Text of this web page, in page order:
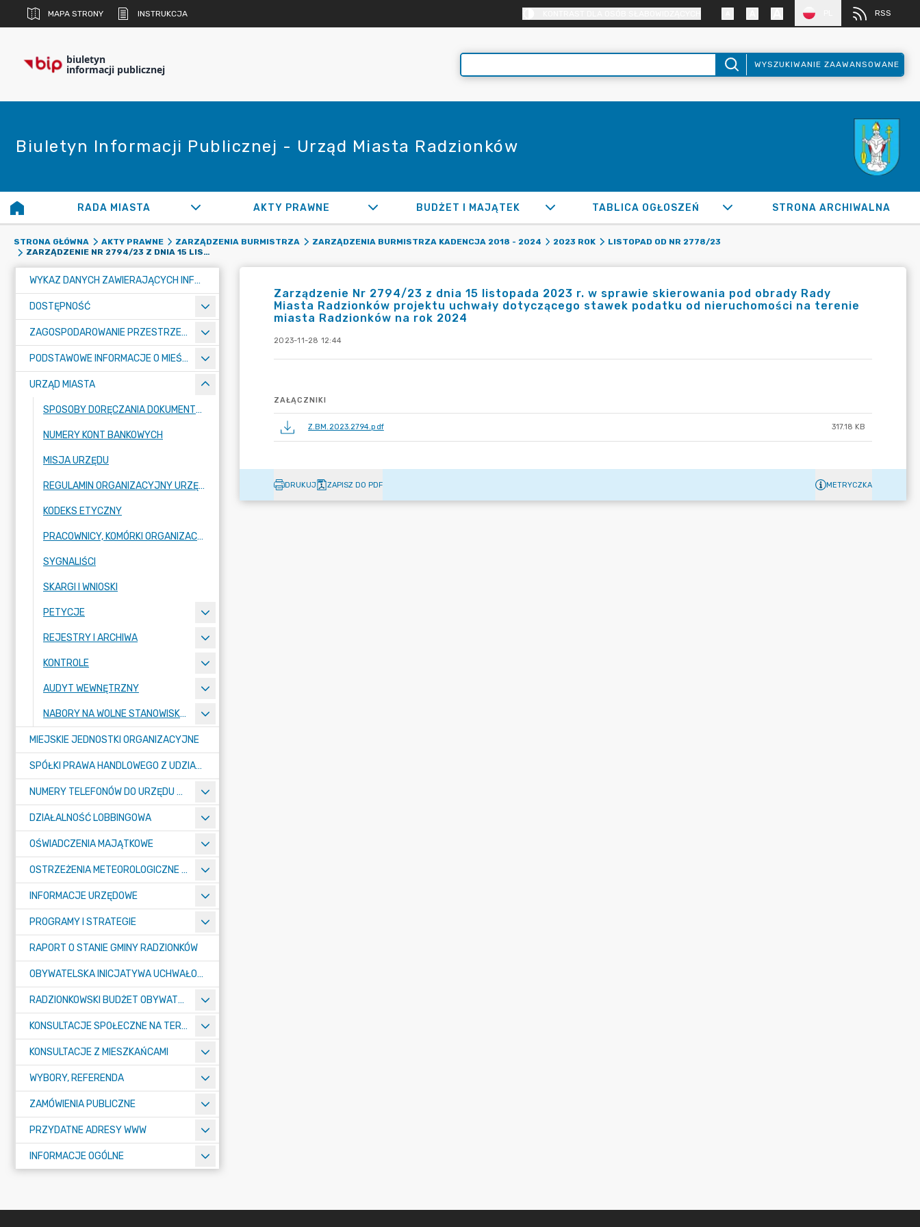
MAPA STRONY INSTRUKCJA RSS
biuletyn
informacji publicznej WYSZUKIWANIE ZAAWANSOWANE
Biuletyn Informacji Publicznej - Urząd Miasta Radzionków
RADA MIASTA AKTY PRAWNE BUDŻET I MAJĄTEK TABLICA OGŁOSZEŃ STRONA ARCHIWALNA
STRONA GŁÓWNA AKTY PRAWNE ZARZĄDZENIA BURMISTRZA ZARZĄDZENIA BURMISTRZA KADENCJA 2018 - 2024 2023 ROK
LISTOPAD OD NR 2778/23
ZARZĄDZENIE NR 2794/23 Z DNIA 15 LISTOPADA 2023 R. W SPRAWIE SKIEROWANIA POD OBRADY RADY MIASTA RADZIONKÓW PROJEKTU UCHWAŁY DOTYCZĄCEGO STAWEK PODATKU OD NIERUCHOMOŚCI NA TERENIE MIASTA RADZIONKÓW NA ROK 2024
WYKAZ DANYCH ZAWIERAJĄCYCH INFORMACJE O ŚRODOWISKU I JEGO OCHRONIE
DOSTĘPNOŚĆ
ZAGOSPODAROWANIE PRZESTRZENNE
PODSTAWOWE INFORMACJE O MIEŚCIE
URZĄD MIASTA
SPOSOBY DORĘCZANIA DOKUMENTÓW DO URZĘDU MIASTA RADZIONKÓW
NUMERY KONT BANKOWYCH
MISJA URZĘDU
REGULAMIN ORGANIZACYJNY URZĘDU
KODEKS ETYCZNY
PRACOWNICY, KOMÓRKI ORGANIZACYJNE URZĘDU
SYGNALIŚCI
SKARGI I WNIOSKI
PETYCJE
REJESTRY I ARCHIWA
KONTROLE
AUDYT WEWNĘTRZNY
NABORY NA WOLNE STANOWISKA PRACY
MIEJSKIE JEDNOSTKI ORGANIZACYJNE
SPÓŁKI PRAWA HANDLOWEGO Z UDZIAŁEM GMINY
NUMERY TELEFONÓW DO URZĘDU MIASTA, MIEJSKICH JEDNOSTEK ORGANIZACYJNYCH ORAZ SPÓŁEK PRAWA HANDLOWEGO Z UDZIAŁEM GMINY
DZIAŁALNOŚĆ LOBBINGOWA
OŚWIADCZENIA MAJĄTKOWE
OSTRZEŻENIA METEOROLOGICZNE O ZŁYM STANIE POWIETRZA I INNE
INFORMACJE URZĘDOWE
PROGRAMY I STRATEGIE
RAPORT O STANIE GMINY RADZIONKÓW
OBYWATELSKA INICJATYWA UCHWAŁODAWCZA
RADZIONKOWSKI BUDŻET OBYWATELSKI
KONSULTACJE SPOŁECZNE NA TERENIE MIASTA RADZIONKÓW
KONSULTACJE Z MIESZKAŃCAMI
WYBORY, REFERENDA
ZAMÓWIENIA PUBLICZNE
PRZYDATNE ADRESY WWW
INFORMACJE OGÓLNE
Zarządzenie Nr 2794/23 z dnia 15 listopada 2023 r. w sprawie skierowania pod obrady Rady
Miasta Radzionków projektu uchwały dotyczącego stawek podatku od nieruchomości na terenie
miasta Radzionków na rok 2024
2023-11-28 12:44
ZAŁĄCZNIKI
Z.BM.2023.2794.pdf 317.18 KB
DRUKUJ ZAPISZ DO PDF METRYCZKA